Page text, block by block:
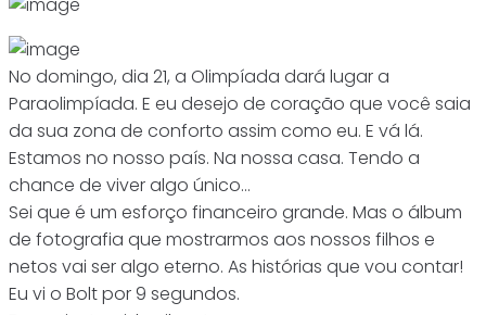
No domingo, dia 21, a Olimpíada dará lugar a
Paraolimpíada. E eu desejo de coração que você saia
da sua zona de conforto assim como eu. E vá lá.
Estamos no nosso país. Na nossa casa. Tendo a
chance de viver algo único…
Sei que é um esforço financeiro grande. Mas o álbum
de fotografia que mostrarmos aos nossos filhos e
netos vai ser algo eterno. As histórias que vou contar!
Eu vi o Bolt por 9 segundos.